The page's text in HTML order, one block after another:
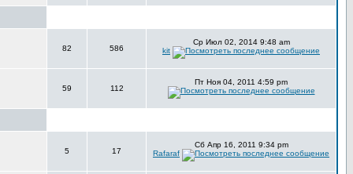
82 586
Ср Июл 02, 2014 9:48 am
kit
59 112
Пт Ноя 04, 2011 4:59 pm
5 17
Сб Апр 16, 2011 9:34 pm
Rafaraf